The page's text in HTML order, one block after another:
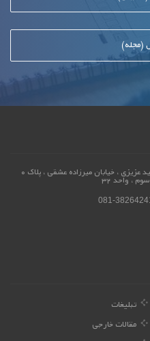
(مجله)
همدان، محله میرزاده عشقی ، کوچه شهید عزیزی ، خیابان میرزاده عشقی ، پلاک 0
، واحد 32
081-
تبلیغات
مقالات خارجی